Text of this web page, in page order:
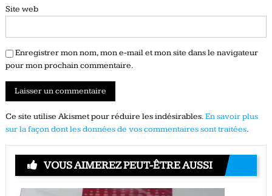
Site web
Enregistrer mon nom, mon e-mail et mon site dans le navigateur
pour mon prochain commentaire.
Ce site utilise Akismet pour réduire les indésirables.En savoir plus
sur la façon dont les données de vos commentaires sont traitées.
VOUS AIMEREZ PEUT-ÊTRE AUSSI